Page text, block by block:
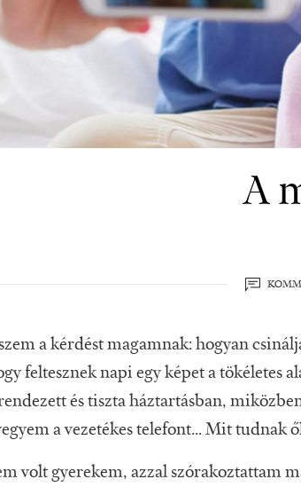
A
a kérdést magamnak: hogyan
feltesznek napi egy képet a tökéletes
és tiszta háztartásban,
a vezetékes telefont... Mit tudnak
volt gyerekem, azzal szórakoztattam